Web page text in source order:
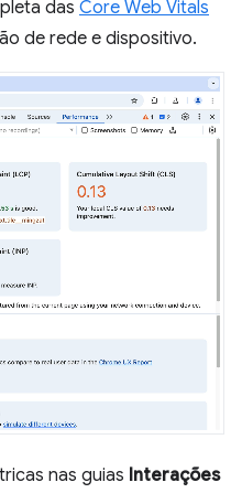
das Core Web Vitals
de rede e dispositivo.
nas guias Interações